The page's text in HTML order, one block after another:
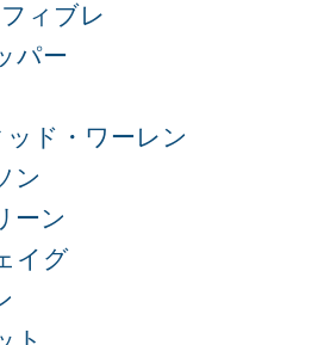
ィブレ
パー
ド・ワーレン
ン
ーン
イグ